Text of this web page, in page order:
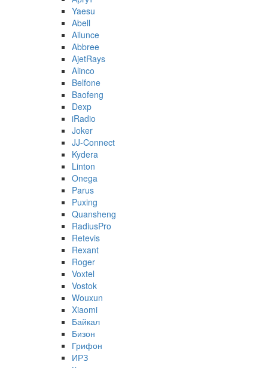
Yaesu
Abell
Ailunce
Abbree
AjetRays
Alinco
Belfone
Baofeng
Dexp
iRadio
Joker
JJ-Connect
Kydera
Linton
Onega
Parus
Puxing
Quansheng
RadiusPro
Retevis
Rexant
Roger
Voxtel
Vostok
Wouxun
Xiaomi
Байкал
Бизон
Грифон
ИРЗ